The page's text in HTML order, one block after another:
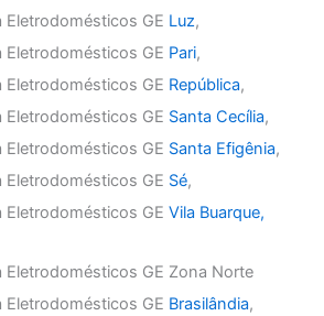
Eletrodomésticos GE Luz,
Eletrodomésticos GE Pari,
Eletrodomésticos GE República,
Eletrodomésticos GE Santa Cecília,
Eletrodomésticos GE Santa Efigênia,
Eletrodomésticos GE Sé,
Eletrodomésticos GEVila Buarque,
Eletrodomésticos GE Zona Norte
Eletrodomésticos GE Brasilândia,